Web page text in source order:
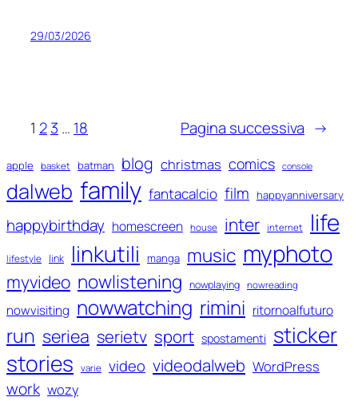
29/03/2026
1 23 … 18 Pagina successiva →
apple basket batman blog christmas comics console
dalweb family fantacalcio film happyanniversary
happybirthday homescreen house inter internet life
lifestyle link linkutili manga music myphoto
myvideo nowlistening nowplaying nowreading
nowvisiting nowwatching rimini ritornoalfuturo
run seriea serietv sport spostamenti sticker
stories
varie video videodalweb WordPress
work wozy